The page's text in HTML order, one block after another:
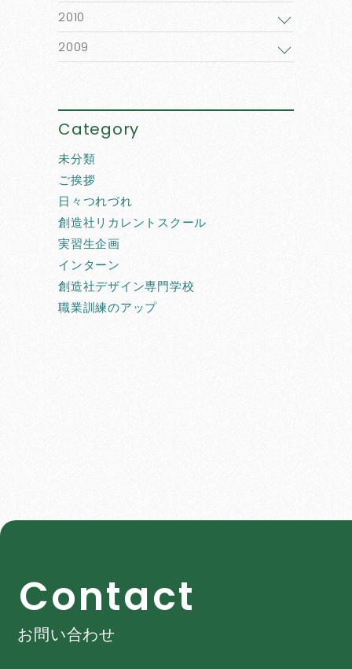
2010
2009
Category
未分類
ご挨拶
日々つれづれ
創造社リカレントスクール
実習生企画
インターン
創造社デザイン専門学校
職業訓練のアップ
Contact
お問い合わせ